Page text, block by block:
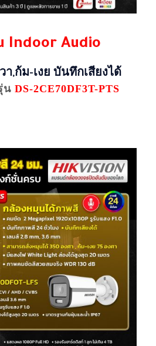
Indoor Audio
,ก้ม-เงย บันทึกเสียงได้
น DS-2CE70DF3T-PTS